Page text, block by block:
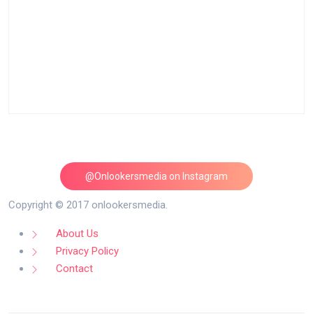
@Onlookersmedia on Instagram
Follow on Instagram
Copyright © 2017 onlookersmedia.
About Us
Privacy Policy
Contact